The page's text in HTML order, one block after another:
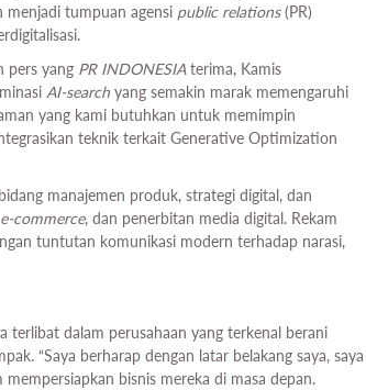
menjadi tumpuan agensi public relations(PR)
pers yang PR INDONESIAterima, Kamis
AI-search yang semakin marak memengaruhi
yang kami butuhkan untuk memimpin
teknik terkait Generative Optimization
manajemen produk, strategi digital, dan
e-commerce, dan penerbitan media digital. Rekam
tuntutan komunikasi modern terhadap narasi,
terlibat dalam perusahaan yang terkenal berani
“Saya berharap dengan latar belakang saya, saya
bisnis mereka di masa depan.